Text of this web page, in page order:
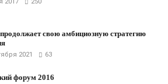
продолжает свою амбициозную стратегию
2021 63
форум 2016